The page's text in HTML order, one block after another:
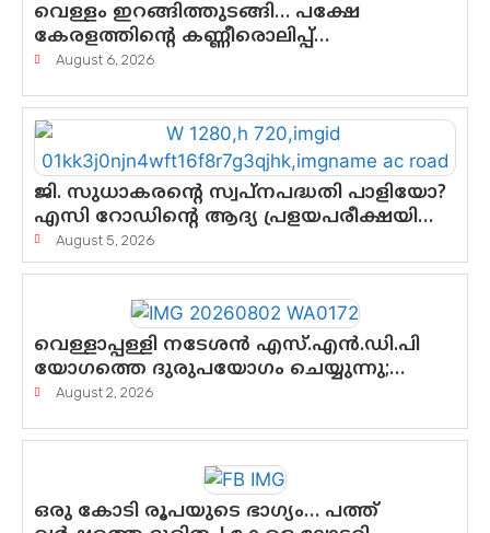
വെള്ളം ഇറങ്ങിത്തുടങ്ങി… പക്ഷേ
കേരളത്തിന്റെ കണ്ണീരൊലിപ്പ്
എന്നവസാനിക്കും?
August 6, 2026
ജി. സുധാകരന്റെ സ്വപ്നപദ്ധതി പാളിയോ?
എസി റോഡിന്റെ ആദ്യ പ്രളയപരീക്ഷയിൽ
ഉയരുന്നത് ഗുരുതര ചോദ്യങ്ങൾ
August 5, 2026
വെള്ളാപ്പള്ളി നടേശൻ എസ്.എൻ.ഡി.പി
യോഗത്തെ ദുരുപയോഗം ചെയ്യുന്നു;
ശ്രീനാരായണ പ്രസ്ഥാനത്തെ
ഗോപാലൻ
August 2, 2026
ഒരു കോടി രൂപയുടെ ഭാഗ്യം… പത്ത്